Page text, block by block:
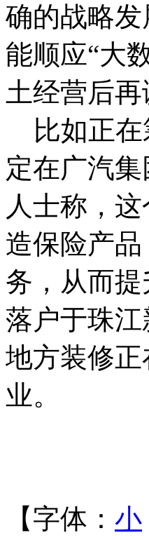
确的战略
能顺应“大
土经营后
比如正在
定在广汽
人士称，
造保险产
务，从而
落户于珠
地方装修
业。
【字体： 小